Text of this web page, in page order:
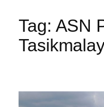
Tag: ASN